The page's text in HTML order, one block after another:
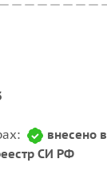
внесено в
СИ РФ